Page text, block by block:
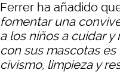
Ferrer ha añadido
fomentar una
a los niños a cuidar
con sus mascotas
civismo, limpieza y